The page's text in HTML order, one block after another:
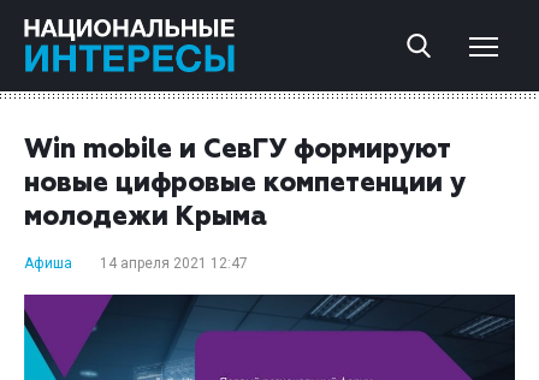
Win mobile и СевГУ формируют
новые цифровые компетенции у
молодежи Крыма
Афиша 14 апреля 2021 12:47